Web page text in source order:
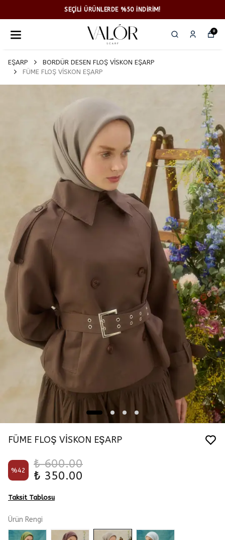
2500TL ÜZERİ KARGO ÜCRETSİZ
0
EŞARP
BORDÜR DESEN FLOŞ VİSKON EŞARP
FÜME FLOŞ VİSKON EŞARP
FÜME FLOŞ VİSKON EŞARP
%42
₺ 600.00
₺ 350.00
Taksit Tablosu
Ürün Rengi